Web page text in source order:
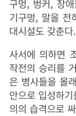
구멍, 벙커, 장
기구멍, 말을 전
대시설도 갖춘다.
사서에 의하면
작전의 승리를
은 병사들을 몰
안으로 입성하
의의 습격으로